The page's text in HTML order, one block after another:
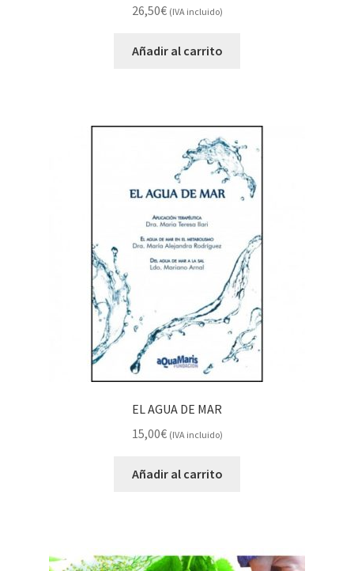
26,50€ (IVA incluido)
Añadir al carrito
EL AGUA DE MAR
15,00€ (IVA incluido)
Añadir al carrito